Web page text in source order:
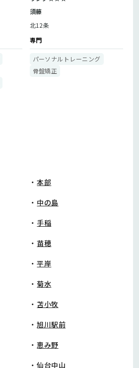
須藤
北12条
専門
パーソナルトレーニング
骨盤矯正
本部
中の島
手稲
苗穂
平岸
菊水
苫小牧
旭川駅前
恵み野
仙台中山